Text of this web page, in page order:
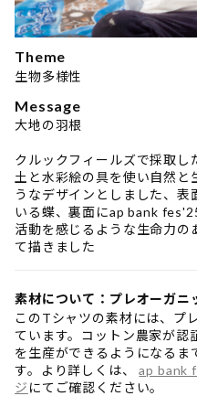
Theme
生物多様性
Message
大地の羽根
クルックフィールズで採取し
土と水彩絵の具を使い自然と
うなデザインとしました、表
いる蝶、裏面にap bank
活動を感じるような生命力の
て描きました
素材について：プレオーガニ
このTシャツの素材には、プ
ています。コットン農家が認
を生産ができるようになるま
す。より詳しくは、ap bank
ジ にてご確認ください。